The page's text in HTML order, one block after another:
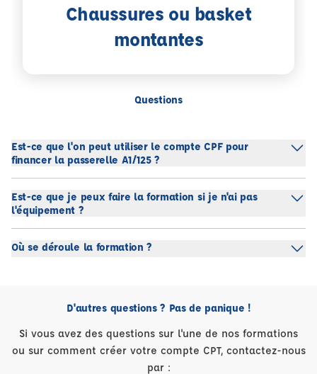
Chaussures ou basket
montantes
Questions
Est-ce que l'on peut utiliser le compte CPF pour
financer la passerelle A1/125 ?
Est-ce que je peux faire la formation si je n'ai pas
l'équipement ?
Où se déroule la formation ?
D'autres questions ? Pas de panique !
Si vous avez des questions sur l'une de nos formations
ou sur comment créer votre compte CPT, contactez-nous
par :